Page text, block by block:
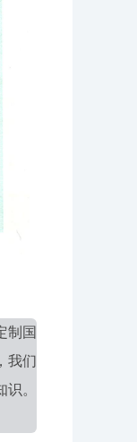
制国
我们
。